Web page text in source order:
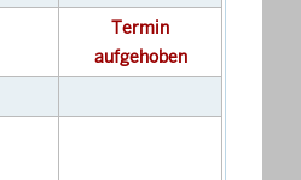
Termin
aufgehoben